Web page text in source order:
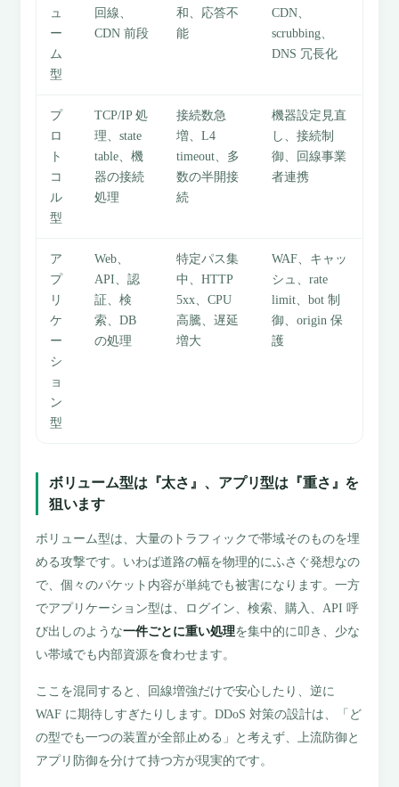
ュ
ー
ム
型
回線、
CDN 前段
和、応答不
能
CDN、
scrubbing、
DNS 冗長化
プ
ロ
ト
コ
ル
型
TCP/IP 処
理、state
table、機
器の接続
処理
接続数急
増、L4
timeout、多
数の半開接
続
機器設定見直
し、接続制
御、回線事業
者連携
ア
プ
リ
ケ
ー
シ
ョ
ン
型
Web、
API、認
証、検
索、DB
の処理
特定パス集
中、HTTP
5xx、CPU
高騰、遅延
増大
WAF、キャッ
シュ、rate
limit、bot 制
御、origin 保
護
ボリューム型は『太さ』、アプリ型は『重さ』を
狙います
ボリューム型は、大量のトラフィックで帯域そのものを埋
める攻撃です。いわば道路の幅を物理的にふさぐ発想なの
で、個々のパケット内容が単純でも被害になります。一方
でアプリケーション型は、ログイン、検索、購入、API 呼
び出しのような一件ごとに重い処理を集中的に叩き、少な
い帯域でも内部資源を食わせます。
ここを混同すると、回線増強だけで安心したり、逆に
WAF に期待しすぎたりします。DDoS 対策の設計は、「ど
の型でも一つの装置が全部止める」と考えず、上流防御と
アプリ防御を分けて持つ方が現実的です。